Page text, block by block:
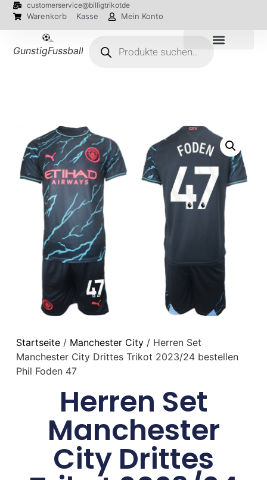
customerservice@billigtrikotde
Warenkorb Kasse Mein Konto
GunstigFussballTrikot
Startseite/ Manchester City/ Herren Set
Manchester City Drittes Trikot 2023/24 bestellen
Phil Foden 47
Herren Set
Manchester
City Drittes